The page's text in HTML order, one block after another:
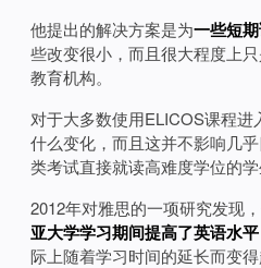
他提出的解决方案是为一些短
些改变很小，而且很大程度上
教育机构。
对于大多数使用ELICOS课程
什么变化，而且这并不影响几
类考试直接就读高难度学位的学
2012年对雅思的一项研究发现
亚大学学习期间提高了英语水平
际上随着学习时间的延长而变得